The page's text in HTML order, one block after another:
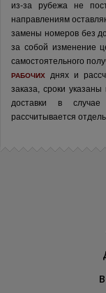
из-за рубежа не
направлениям
замены номеров без
за собой изменение
самостоятельного
РАБОЧИХ
днях и
заказа, сроки
доставки в
рассчитывается